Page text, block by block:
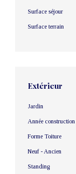
Surface séjour
Surface terrain
Extérieur
Jardin
Année construction
Forme Toiture
Neuf - Ancien
Standing